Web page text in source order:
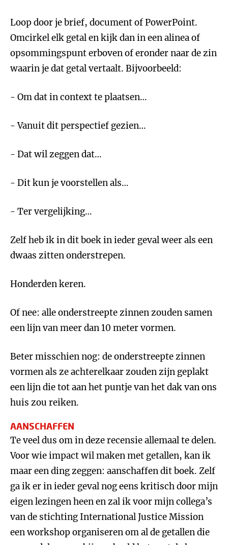
Loop door je brief, document of PowerPoint.
Omcirkel elk getal en kijk dan in een alinea of
opsommingspunt erboven of eronder naar de zin
waarin je dat getal vertaalt. Bijvoorbeeld:
- Om dat in context te plaatsen…
- Vanuit dit perspectief gezien…
- Dat wil zeggen dat…
- Dit kun je voorstellen als…
- Ter vergelijking…
Zelf heb ik in dit boek in ieder geval weer als een
dwaas zitten onderstrepen.
Honderden keren.
Of nee: alle onderstreepte zinnen zouden samen
een lijn van meer dan 10 meter vormen.
Beter misschien nog: de onderstreepte zinnen
vormen als ze achterelkaar zouden zijn geplakt
een lijn die tot aan het puntje van het dak van ons
huis zou reiken.
AANSCHAFFEN
Te veel dus om in deze recensie allemaal te delen.
Voor wie impact wil maken met getallen, kan ik
maar een ding zeggen: aanschaffen dit boek. Zelf
ga ik er in ieder geval nog eens kritisch door mijn
eigen lezingen heen en zal ik voor mijn collega’s
van de stichting International Justice Mission
een workshop organiseren om al de getallen die